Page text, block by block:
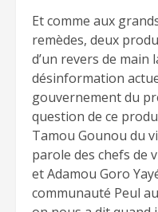
Et comme aux
remèdes, deux
d’un revers de main
désinformation
gouvernement du
question de ce
Tamou Gounou du
parole des chefs de
et Adamou Goro
communauté Peul